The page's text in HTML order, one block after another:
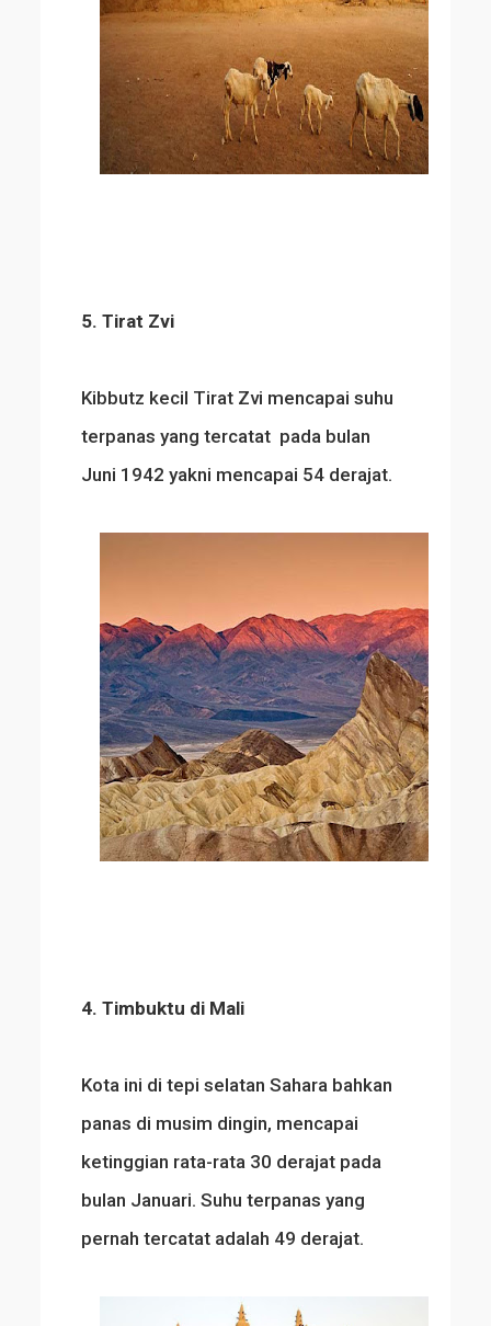
5. Tirat Zvi
Kibbutz kecil Tirat Zvi mencapai suhu
terpanas yang tercatat pada bulan
Juni 1942 yakni mencapai 54 derajat.
4. Timbuktu di Mali
Kota ini di tepi selatan Sahara bahkan
panas di musim dingin, mencapai
ketinggian rata-rata 30 derajat pada
bulan Januari. Suhu terpanas yang
pernah tercatat adalah 49 derajat.